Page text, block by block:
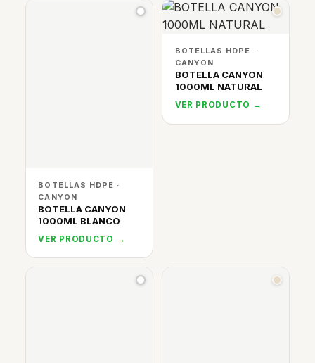
BOTELLAS HDPE ·
CANYON
BOTELLA CANYON
1000ML BLANCO
VER PRODUCTO →
BOTELLAS HDPE ·
CANYON
BOTELLA CANYON
1000ML NATURAL
VER PRODUCTO →